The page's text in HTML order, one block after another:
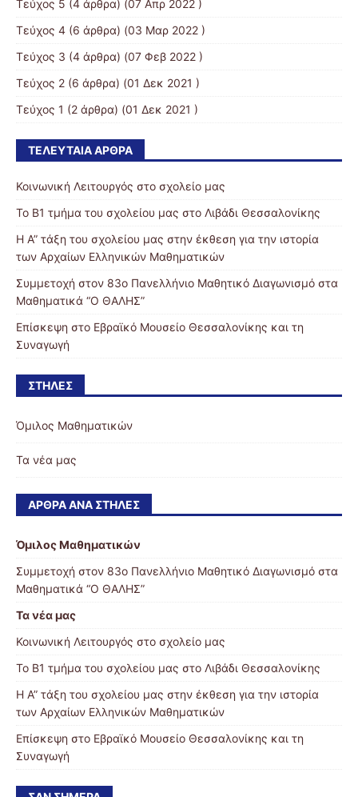
Τεύχος 5 (4 άρθρα) (07 Απρ 2022 )
Τεύχος 4 (6 άρθρα) (03 Μαρ 2022 )
Τεύχος 3 (4 άρθρα) (07 Φεβ 2022 )
Τεύχος 2 (6 άρθρα) (01 Δεκ 2021 )
Τεύχος 1 (2 άρθρα) (01 Δεκ 2021 )
ΤΕΛΕΥΤΑΊΑ ΆΡΘΡΑ
Κοινωνική Λειτουργός στο σχολείο μας
Το Β1 τμήμα του σχολείου μας στο Λιβάδι Θεσσαλονίκης
Η Α” τάξη του σχολείου μας στην έκθεση για την ιστορία
των Αρχαίων Ελληνικών Μαθηματικών
Συμμετοχή στον 83ο Πανελλήνιο Μαθητικό Διαγωνισμό στα
Μαθηματικά “Ο ΘΑΛΗΣ”
Επίσκεψη στο Εβραϊκό Μουσείο Θεσσαλονίκης και τη
Συναγωγή
ΣΤΉΛΕΣ
Όμιλος Μαθηματικών
Τα νέα μας
ΆΡΘΡΑ ΑΝΆ ΣΤΉΛΕΣ
Όμιλος Μαθηματικών
Συμμετοχή στον 83ο Πανελλήνιο Μαθητικό Διαγωνισμό στα
Μαθηματικά “Ο ΘΑΛΗΣ”
Τα νέα μας
Κοινωνική Λειτουργός στο σχολείο μας
Το Β1 τμήμα του σχολείου μας στο Λιβάδι Θεσσαλονίκης
Η Α” τάξη του σχολείου μας στην έκθεση για την ιστορία
των Αρχαίων Ελληνικών Μαθηματικών
Επίσκεψη στο Εβραϊκό Μουσείο Θεσσαλονίκης και τη
Συναγωγή